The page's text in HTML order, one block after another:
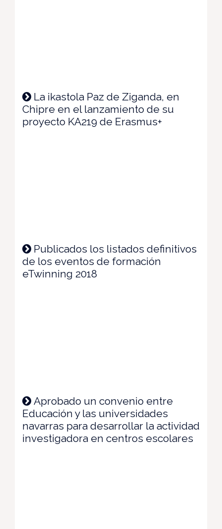
La ikastola Paz de Ziganda, en
Chipre en el lanzamiento de su
proyecto KA219 de Erasmus+
Publicados los listados definitivos
de los eventos de formación
eTwinning 2018
Aprobado un convenio entre
Educación y las universidades
navarras para desarrollar la actividad
investigadora en centros escolares